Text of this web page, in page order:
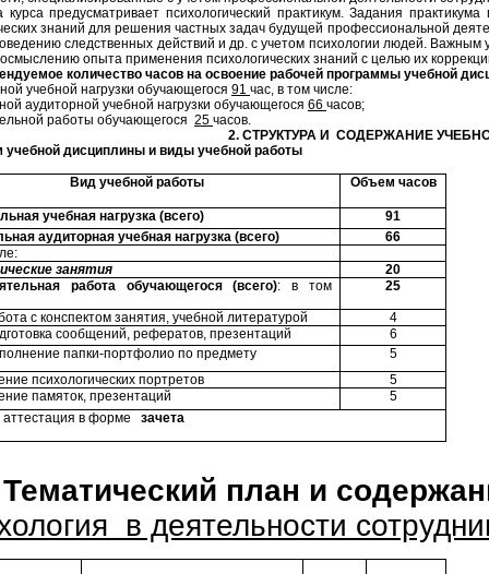
курса предусматривает психологический практикум. Задания
знаний для решения частных задач будущей профессиональной
следственных действий и др. с учетом психологии людей. Важным
опыта применения психологических знаний с целью их
количество часов на освоение рабочей программы учебной
учебной нагрузки обучающегося 91 час, в том числе:
аудиторной учебной нагрузки обучающегося 66 часов;
работы обучающегося 25 часов.
2. СТРУКТУРА И СОДЕРЖАНИЕ
учебной дисциплины и виды учебной работы
Вид учебной работы Объем часов
учебная нагрузка (всего)
91
аудиторная учебная нагрузка (всего)
66
занятия
20
работа обучающегося (всего): в том 25
конспектом занятия, учебной литературой
4
сообщений, рефератов, презентаций
6
папки-портфолио по предмету
5
психологических портретов
5
памяток, презентаций
5
аттестация в форме
зачета
план и
в деятельности